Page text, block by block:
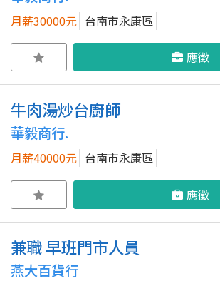
月薪30000元 台南市永康區
應徵
牛肉湯炒台廚師
華毅商行.
月薪40000元 台南市永康區
應徵
兼職 早班門市人員
燕大百貨行